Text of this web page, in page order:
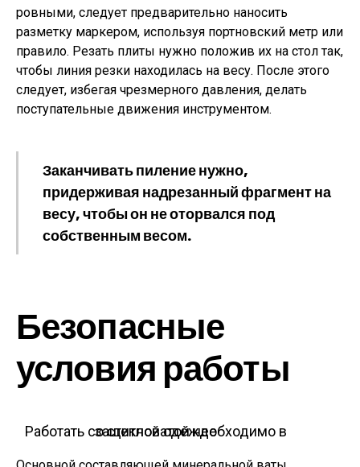
ровными, следует предварительно наносить
разметку маркером, используя портновский метр или
правило. Резать плиты нужно положив их на стол так,
чтобы линия резки находилась на весу. После этого
следует, избегая чрезмерного давления, делать
поступательные движения инструментом.
Заканчивать пиление нужно,
придерживая надрезанный фрагмент на
весу, чтобы он не оторвался под
собственным весом.
Безопасные
условия работы
Работать со стекловатой необходимо в защитной одежде